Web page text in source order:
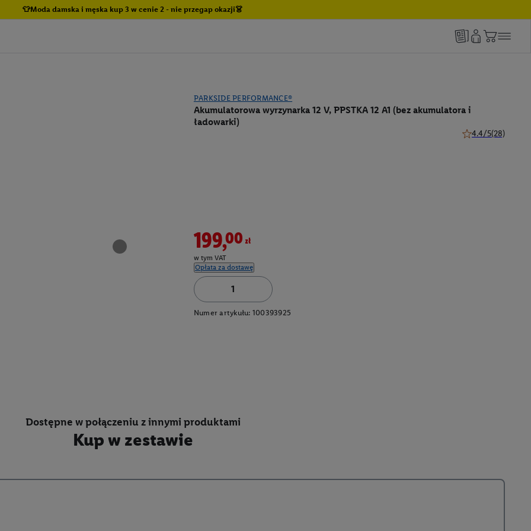
👕Moda damska i męska kup 3 w cenie 2 - nie przegap okazji👗
PARKSIDE PERFORMANCE®
Akumulatorowa wyrzynarka 12 V, PPSTKA 12 A1 (bez akumulatora i
ładowarki)
4.4/5(28)
199,00zł
w tym VAT
Opłata za dostawę
Numer artykułu: 100393925
Dostępne w połączeniu z innymi produktami
Kup w zestawie